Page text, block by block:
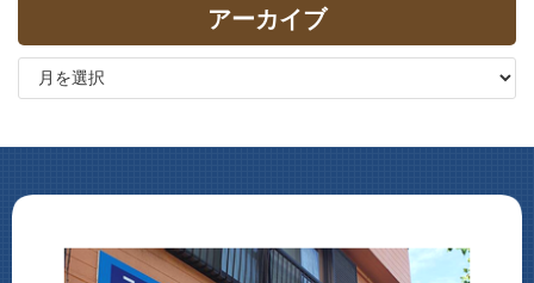
アーカイブ